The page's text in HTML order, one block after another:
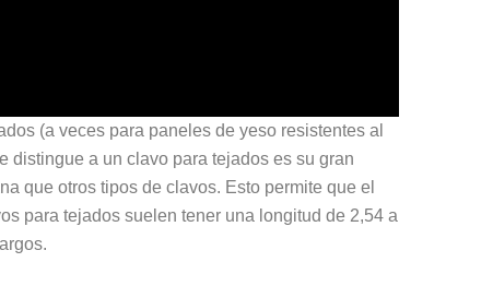
(a veces para paneles de yeso resistentes al
distingue a un clavo para tejados es su gran
que otros tipos de clavos. Esto permite que el
para tejados suelen tener una longitud de 2,54 a